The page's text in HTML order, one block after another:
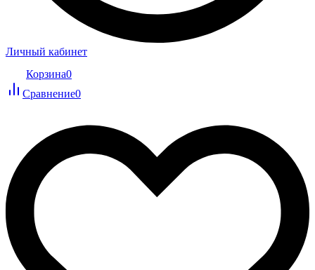
Личный кабинет
Корзина0
Сравнение0